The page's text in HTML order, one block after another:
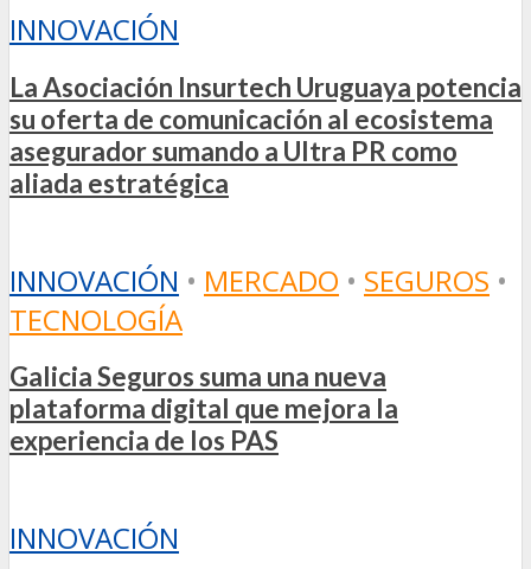
INNOVACIÓN
La Asociación Insurtech Uruguaya potencia
su oferta de comunicación al ecosistema
asegurador sumando a Ultra PR como
aliada estratégica
INNOVACIÓN • MERCADO • SEGUROS •
TECNOLOGÍA
Galicia Seguros suma una nueva
plataforma digital que mejora la
experiencia de los PAS
INNOVACIÓN